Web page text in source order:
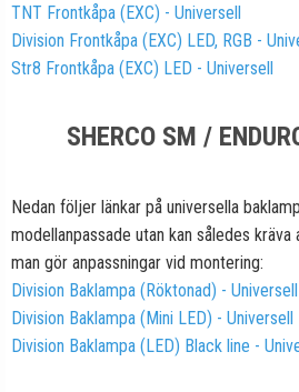
TNT Frontkåpa (EXC) - Universell
Division Frontkåpa (EXC) LED, RGB -
Str8 Frontkåpa (EXC) LED - Universell
SHERCO SM /
Nedan följer länkar på universella
modellanpassade utan kan således kräva
man gör anpassningar vid montering:
Division Baklampa (Röktonad) - Universell
Division Baklampa (Mini LED) - Universell
Division Baklampa (LED) Black line -